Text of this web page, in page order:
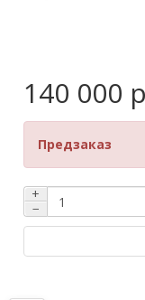
140 000
Предзаказ
+
−